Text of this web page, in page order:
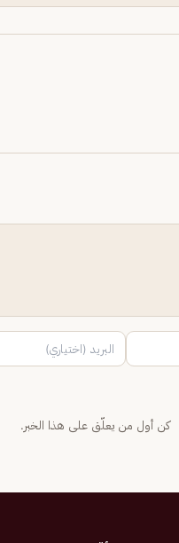
كن أول من يعلّق على هذا الخبر.